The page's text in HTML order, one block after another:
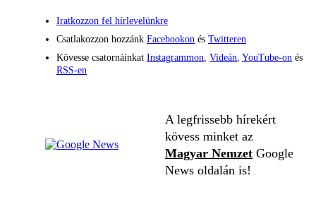
Iratkozzon fel hírlevelünkre
Csatlakozzon hozzánk Facebookon és Twitteren
Kövesse csatornáinkat Instagrammon, Videán, YouTube-on és
RSS-en
A legfrissebb hírekért
kövess minket az
Magyar Nemzet Google
News oldalán is!